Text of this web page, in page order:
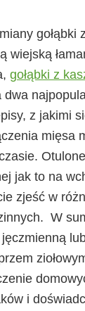
gołąbki
wiejską
gołąbki z
dwa
z jakimi
mięsa
jak to na
zjeść w
W
i